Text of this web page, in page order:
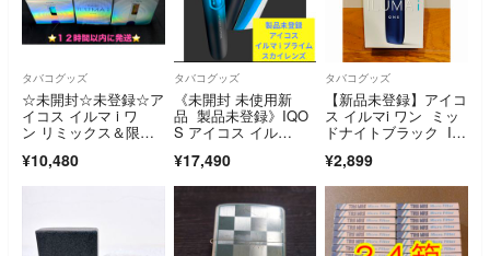
タバコグッズ
☆未開封☆未登録☆ア
イコス イルマ i ワ
ン リミックス＆限定
¥10,480
タバコグッズ
《未開封 未使用新
品 製品未登録》IQO
S アイコス イル
NS スカイレンズ モデ
ル★日本発売版
¥17,490
タバコグッズ
【新品未登録】アイコ
ス イルマi ワン ミッ
ドナイトブラック IQ
¥2,899